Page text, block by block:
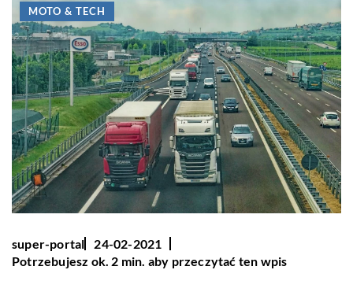
MOTO & TECH
super-portal
24-02-2021
Potrzebujesz ok. 2 min. aby przeczytać ten wpis